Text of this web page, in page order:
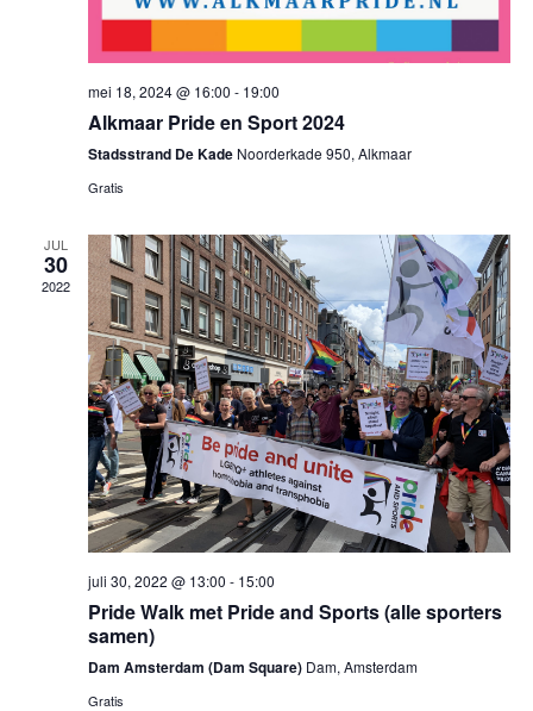
mei 18, 2024 @ 16:00 - 19:00
Alkmaar Pride en Sport 2024
Stadsstrand De Kade Noorderkade 950, Alkmaar
Gratis
JUL
30
2022
juli 30, 2022 @ 13:00 - 15:00
Pride Walk met Pride and Sports (alle sporters
samen)
Dam Amsterdam (Dam Square) Dam, Amsterdam
Gratis